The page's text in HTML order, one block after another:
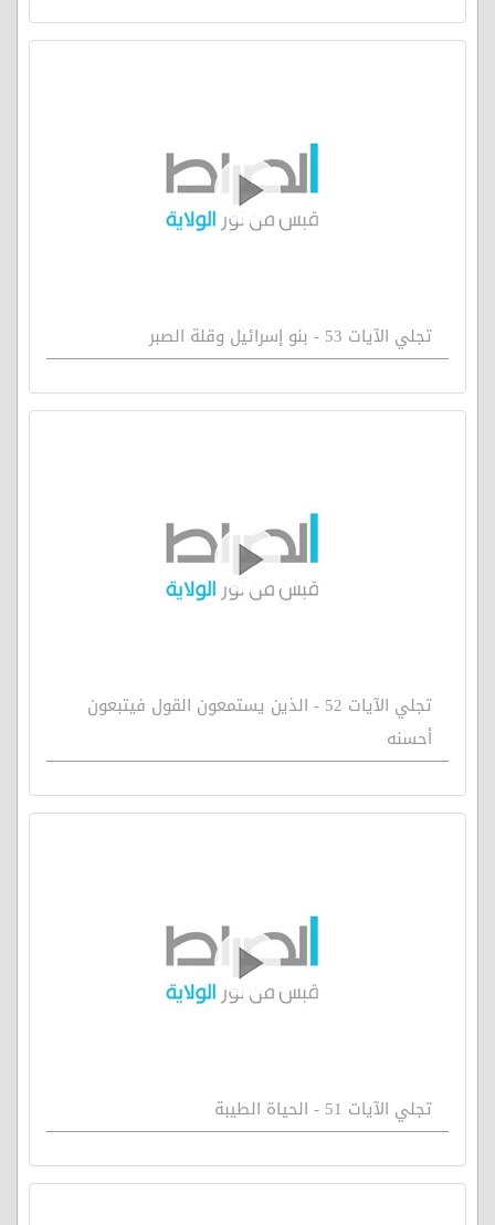
تجلي الآيات 53 - بنو إسرائيل وقلة الصبر
تجلي الآيات 52 - الذين يستمعون القول فيتبعون
أحسنه
تجلي الآيات 51 - الحياة الطيبة